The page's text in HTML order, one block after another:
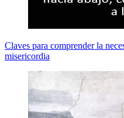
Claves para comprender la
misericordia